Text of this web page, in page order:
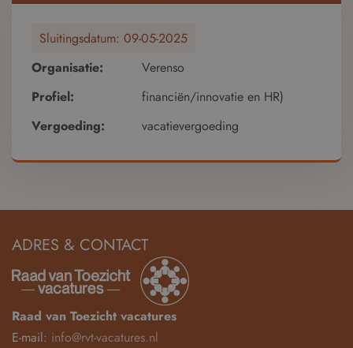
Sluitingsdatum: 09-05-2025
Organisatie:
Verenso
Profiel:
financiën/innovatie en HR)
Vergoeding:
vacatievergoeding
ADRES & CONTACT
Raad van Toezicht vacatures
E-mail: info@rvt-vacatures.nl